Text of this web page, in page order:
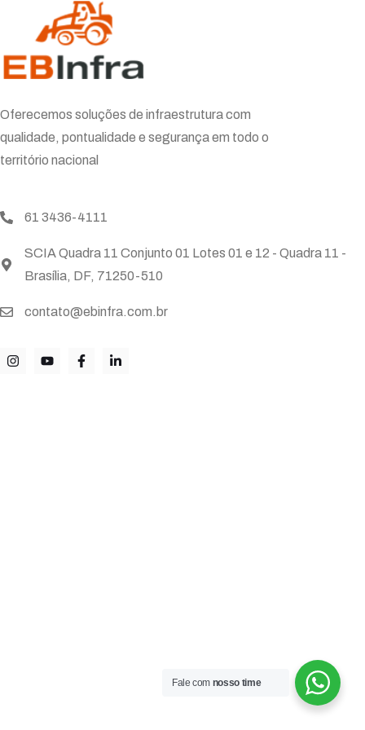
Oferecemos soluções de infraestrutura com
qualidade, pontualidade e segurança em todo o
território nacional
61 3436-4111
SCIA Quadra 11 Conjunto 01 Lotes 01 e 12 - Quadra 11 -
Brasília, DF, 71250-510
contato@ebinfra.com.br
Fale com nosso time